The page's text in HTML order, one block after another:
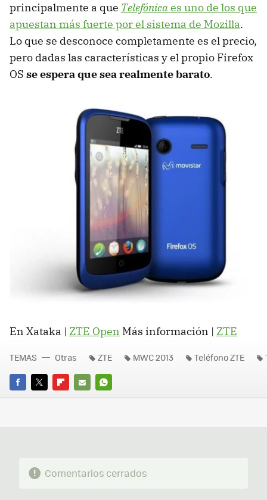
principalmente a que Telefónicaes uno de los que
apuestan más fuerte por el sistema de Mozilla.
Lo que se desconoce completamente es el precio,
pero dadas las características y el propio Firefox
OS se espera que sea realmente barato.
En Xataka | ZTE Open Más información | ZTE
FACEBOOK
TWITTERFLIPBOARD
E-
WHATSAPP
TEMAS Otras ZTE MWC 2013 Teléfono ZTE
Comentarios cerrados